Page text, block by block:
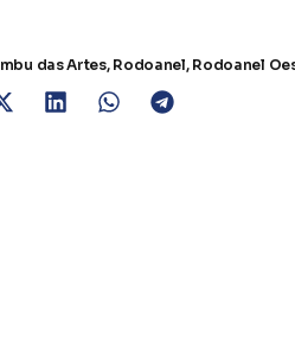
das Artes, Rodoanel, Rodoanel